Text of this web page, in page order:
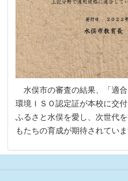
水俣市の審査の結果、「適
環境ＩＳＯ認定証が本校に交
ふるさと水俣を愛し、次世代
もたちの育成が期待されていま